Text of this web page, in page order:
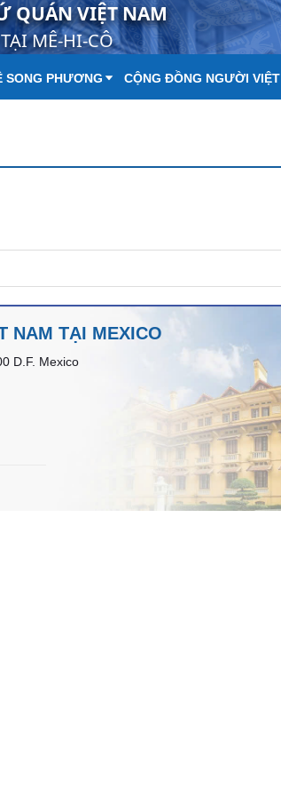
QUÁN VIỆT NAM
TẠI MÊ-HI-CÔ
SONG PHƯƠNG CỘNG ĐỒNG NGƯỜI VIỆT
NAM TẠI MEXICO
D.F. Mexico